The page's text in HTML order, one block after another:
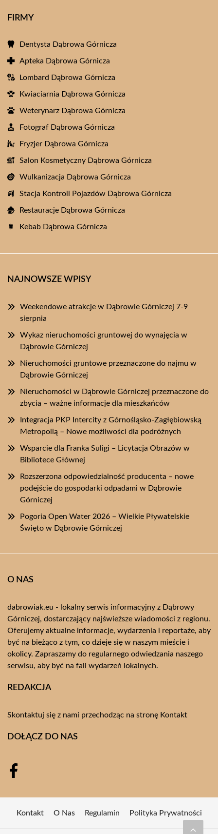
FIRMY
Dentysta Dąbrowa Górnicza
Apteka Dąbrowa Górnicza
Lombard Dąbrowa Górnicza
Kwiaciarnia Dąbrowa Górnicza
Weterynarz Dąbrowa Górnicza
Fotograf Dąbrowa Górnicza
Fryzjer Dąbrowa Górnicza
Salon Kosmetyczny Dąbrowa Górnicza
Wulkanizacja Dąbrowa Górnicza
Stacja Kontroli Pojazdów Dąbrowa Górnicza
Restauracje Dąbrowa Górnicza
Kebab Dąbrowa Górnicza
NAJNOWSZE WPISY
Weekendowe atrakcje w Dąbrowie Górniczej 7-9
sierpnia
Wykaz nieruchomości gruntowej do wynajęcia w
Dąbrowie Górniczej
Nieruchomości gruntowe przeznaczone do najmu w
Dąbrowie Górniczej
Nieruchomości w Dąbrowie Górniczej przeznaczone do
zbycia – ważne informacje dla mieszkańców
Integracja PKP Intercity z Górnośląsko-Zagłębiowską
Metropolią – Nowe możliwości dla podróżnych
Wsparcie dla Franka Suligi – Licytacja Obrazów w
Bibliotece Głównej
Rozszerzona odpowiedzialność producenta – nowe
podejście do gospodarki odpadami w Dąbrowie
Górniczej
Pogoria Open Water 2026 – Wielkie Pływatelskie
Święto w Dąbrowie Górniczej
O NAS
dabrowiak.eu - lokalny serwis informacyjny z Dąbrowy
Górniczej, dostarczający najświeższe wiadomości z regionu.
Oferujemy aktualne informacje, wydarzenia i reportaże, aby
być na bieżąco z tym, co dzieje się w naszym mieście i
okolicy. Zapraszamy do regularnego odwiedzania naszego
serwisu, aby być na fali wydarzeń lokalnych.
REDAKCJA
Skontaktuj się z nami przechodząc na stronę Kontakt
DOŁĄCZ DO NAS
Kontakt O Nas Regulamin Polityka Prywatności